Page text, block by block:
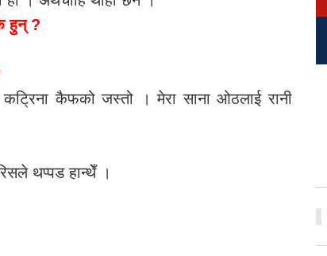
हुन् ?
कैफको जस्तो । मेरा साना ओठलाई रानी
थप्पड हान्थेँ ।